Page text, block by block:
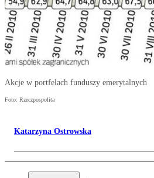
Akcje w portfelach funduszy emerytalnych
Foto: Rzeczpospolita
Katarzyna Ostrowska